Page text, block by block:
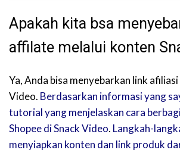
Apakah kita bsa
affilate melalui konten
Ya, Anda bisa menyebarkan link afiliasi
Video. Berdasarkan informasi yang
tutorial yang menjelaskan cara
Shopee di Snack Video. Langkah-
menyiapkan konten dan link produk